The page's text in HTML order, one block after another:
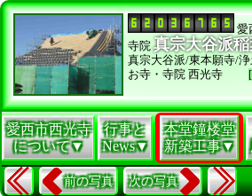
愛
寺院 真宗大谷派
真宗大谷派/東本願寺/
お寺・寺院 西光寺
愛西市西光寺
について▼
行事と
News▼
本堂鐘楼堂
新築工事▼
前の写真 次の写真